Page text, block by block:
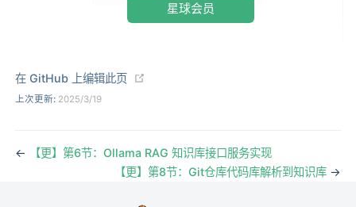
星球会员
在 GitHub 上编辑此页
上次更新: 2025/3/19
←
【更】第6节：Ollama RAG 知识库接口服务实现
【更】第8节：Git仓库代码库解析到知识库 →